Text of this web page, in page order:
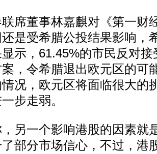
董事林嘉麒对《第一财
是受希腊公投结果影响，
示，61.45%的市民反对
，令希腊退出欧元区的可
况，欧元区将面临很大的
步走弱。
一个影响港股的因素就
部分市场信心，不过，港